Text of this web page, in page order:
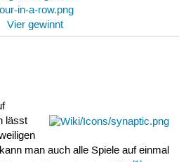
Vier gewinnt
lässt
man auch alle Spiele auf einmal